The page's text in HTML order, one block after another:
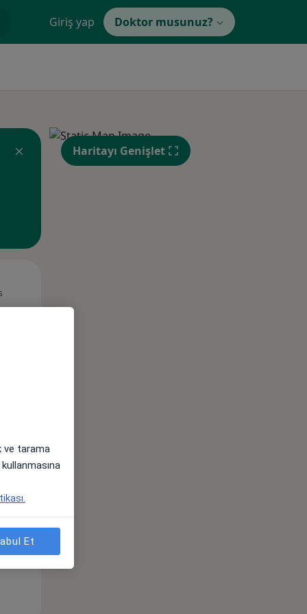
Giriş yap Doktor musunuz?
Pzt,
Haritayı Genişlet
ve tarama
Et